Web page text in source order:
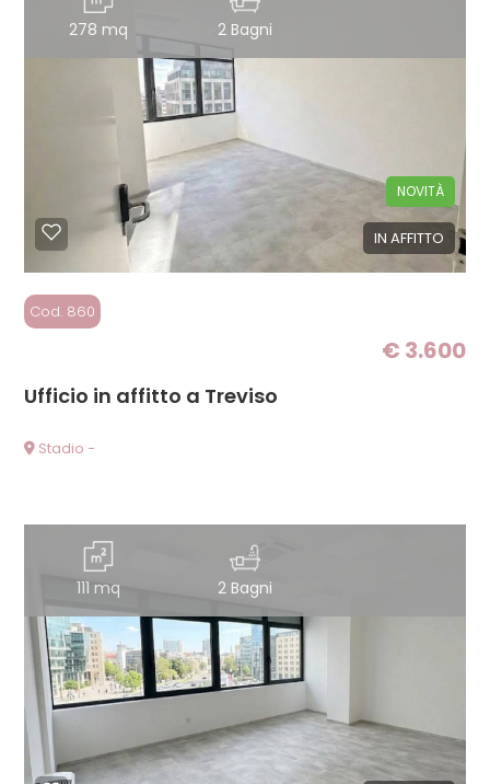
278 mq 2 Bagni
IN AFFITTO
NOVITÀ
Cod. 860
€ 3.600
Ufficio in affitto a Treviso
Stadio -
111 mq 2 Bagni
Nuova costruzione